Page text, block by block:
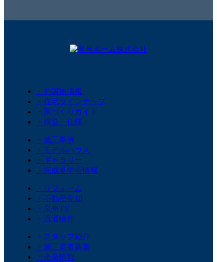
・分譲地情報
・住宅ラインナップ
・家づくりガイド
・構造、仕様
・施工事例
・モデルハウス
・ギャラリー
・完成見学会情報
・リフォーム
・不動産売却
・泉州TV
・流通物件
・スタッフ紹介
・施工業者募集
・企業情報